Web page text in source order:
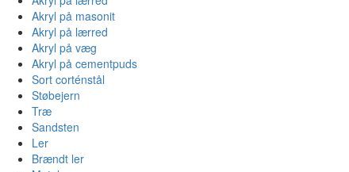
Akryl på masonit
Akryl på lærred
Akryl på væg
Akryl på cementpuds
Sort corténstål
Støbejern
Træ
Sandsten
Ler
Brændt ler